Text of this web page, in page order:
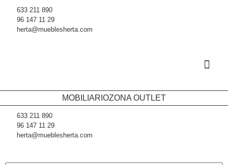
633 211 890
96 147 11 29
herta@mueblesherta.com
MOBILIARIOZONA OUTLET
633 211 890
96 147 11 29
herta@mueblesherta.com